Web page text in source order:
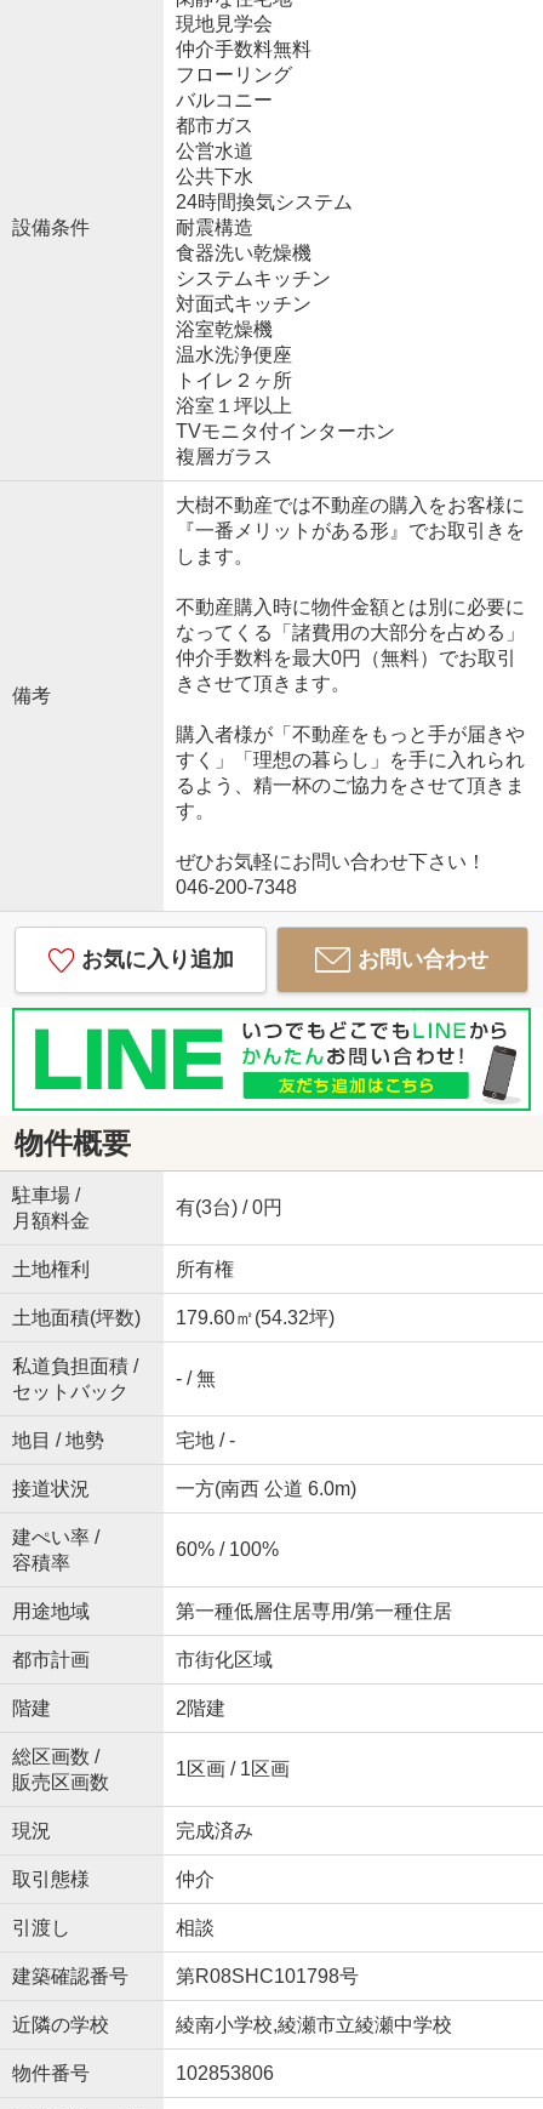
設備条件
現地見学会
仲介手数料無料
フローリング
バルコニー
都市ガス
公営水道
公共下水
24時間換気システム
耐震構造
食器洗い乾燥機
システムキッチン
対面式キッチン
浴室乾燥機
温水洗浄便座
トイレ２ヶ所
浴室１坪以上
TVモニタ付インターホン
複層ガラス
備考
大樹不動産では不動産の購入をお客様に
『一番メリットがある形』でお取引きを
します。
不動産購入時に物件金額とは別に必要に
なってくる「諸費用の大部分を占める」
仲介手数料を最大0円（無料）でお取引
きさせて頂きます。
購入者様が「不動産をもっと手が届きや
すく」「理想の暮らし」を手に入れられ
るよう、精一杯のご協力をさせて頂きま
す。
ぜひお気軽にお問い合わせ下さい！
046-200-7348
お気に入り追加 お問い合わせ
物件概要
駐車場 /
月額料金
有(3台) / 0円
土地権利 所有権
土地面積(坪数) 179.60㎡(54.32坪)
私道負担面積 /
セットバック
- / 無
地目 / 地勢 宅地 / -
接道状況 一方(南西 公道 6.0m)
建ぺい率 /
容積率
60% / 100%
用途地域 第一種低層住居専用/第一種住居
都市計画 市街化区域
階建 2階建
総区画数 /
販売区画数
1区画 / 1区画
現況 完成済み
取引態様 仲介
引渡し 相談
建築確認番号 第R08SHC101798号
近隣の学校 綾南小学校,綾瀬市立綾瀬中学校
物件番号 102853806